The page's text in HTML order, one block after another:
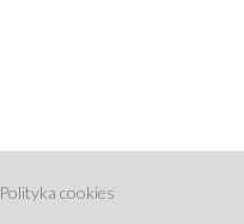
Polityka cookies